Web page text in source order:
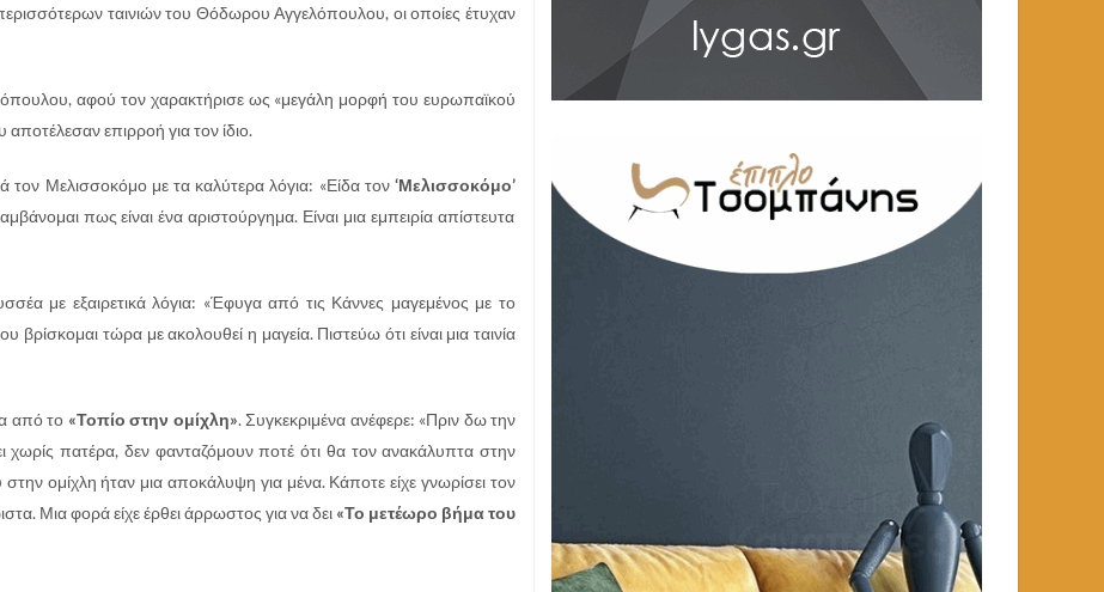
ταινιών του Θόδωρου Αγγελόπουλου, οι οποίες έτυχαν
αφού τον χαρακτήρισε ως «μεγάλη μορφή του ευρωπαϊκού
αποτέλεσαν επιρροή για τον ίδιο.
τον Μελισσοκόμο με τα καλύτερα λόγια: «Είδα τον ‘Μελισσοκόμο’
πως είναι ένα αριστούργημα. Είναι μια εμπειρία απίστευτα
με εξαιρετικά λόγια: «Έφυγα από τις Κάννες μαγεμένος με το
βρίσκομαι τώρα με ακολουθεί η μαγεία. Πιστεύω ότι είναι μια ταινία
από το «Τοπίο στην ομίχλη». Συγκεκριμένα ανέφερε: «Πριν δω την
πατέρα, δεν φανταζόμουν ποτέ ότι θα τον ανακάλυπτα στην
ομίχλη ήταν μια αποκάλυψη για μένα. Κάποτε είχε γνωρίσει τον
Μια φορά είχε έρθει άρρωστος για να δει «Το μετέωρο βήμα του